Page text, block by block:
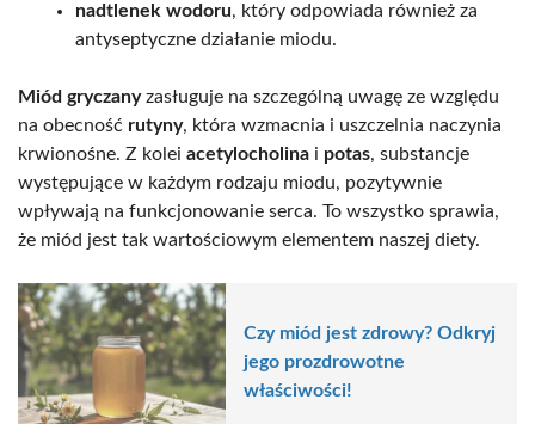
nadtlenek wodoru, który odpowiada również za
antyseptyczne działanie miodu.
Miód gryczanyzasługuje na szczególną uwagę ze względu
na obecność rutyny, która wzmacnia i uszczelnia naczynia
krwionośne. Z kolei acetylocholina i potas, substancje
występujące w każdym rodzaju miodu, pozytywnie
wpływają na funkcjonowanie serca. To wszystko sprawia,
że miód jest tak wartościowym elementem naszej diety.
Czy miód jest zdrowy? Odkryj
jego prozdrowotne
właściwości!